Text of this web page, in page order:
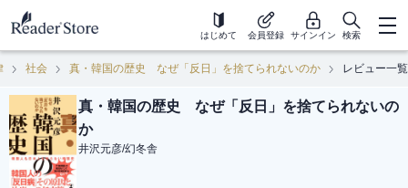
はじめて 会員登録 サインイン 検索
社会 真・韓国の歴史 なぜ「反日」を捨てられないのか レビュー一覧
真・韓国の歴史 なぜ「反日」を捨てられないの
か
井沢元彦/幻冬舎